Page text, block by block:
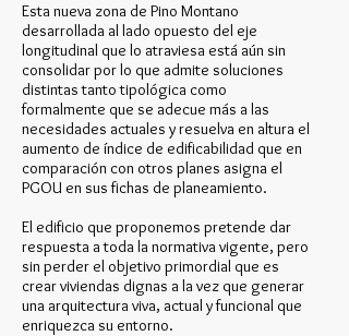
Esta nueva zona de Pino Montano
desarrollada al lado opuesto del eje
longitudinal que lo atraviesa está aún sin
consolidar por lo que admite soluciones
distintas tanto tipológica como
formalmente que se adecue más a las
necesidades actuales y resuelva en altura el
aumento de índice de edificabilidad que en
comparación con otros planes asigna el
PGOU en sus fichas de planeamiento.
El edificio que proponemos pretende dar
respuesta a toda la normativa vigente, pero
sin perder el objetivo primordial que es
crear viviendas dignas a la vez que generar
una arquitectura viva, actual y funcional que
enriquezca su entorno.